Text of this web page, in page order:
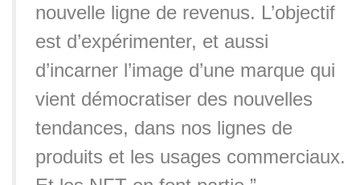
nouvelle ligne de revenus. L’objectif
est d’expérimenter, et aussi
d’incarner l’image d’une marque qui
vient démocratiser des nouvelles
tendances, dans nos lignes de
produits et les usages commerciaux.